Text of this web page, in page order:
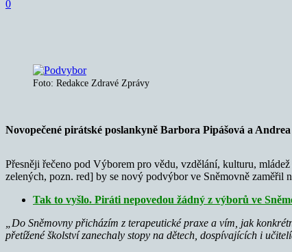
0
Foto: Redakce Zdravé Zprávy
Novopečené pirátské poslankyně Barbora Pipášová a
Přesněji řečeno pod Výborem pro vědu, vzdělání, kulturu,
zelených, pozn. red] by se nový podvýbor ve Sněmovně zaměřil
Tak to vyšlo. Piráti nepovedou žádný z výborů ve
„Do Sněmovny přicházím z terapeutické praxe a vím, jak
přetížené školství zanechaly stopy na dětech, dospívajících i